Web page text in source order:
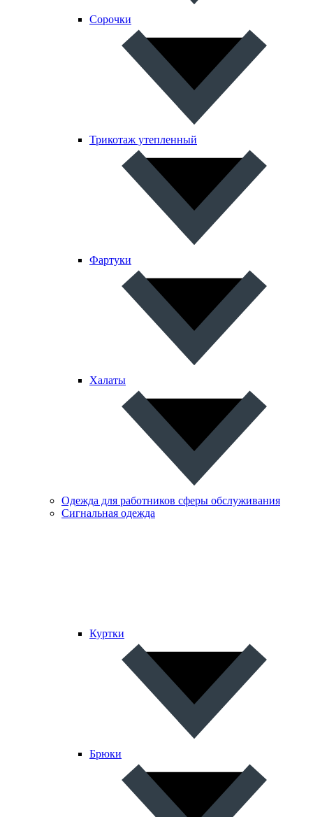
Сорочки
Трикотаж утепленный
Фартуки
Халаты
Одежда для работников сферы обслуживания
Сигнальная одежда
Куртки
Брюки